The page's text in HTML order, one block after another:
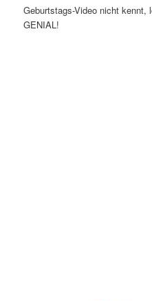
Geburtstags-Video nicht kennt,
GENIAL!